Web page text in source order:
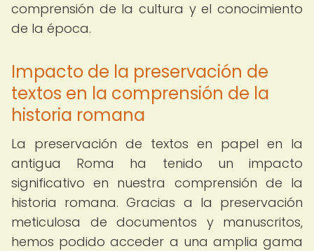
comprensión de la cultura y el conocimiento
de la época.
Impacto de la preservación de
textos en la comprensión de la
historia romana
La preservación de textos en papel en la
antigua Roma ha tenido un impacto
significativo en nuestra comprensión de la
historia romana. Gracias a la preservación
meticulosa de documentos y manuscritos,
hemos podido acceder a una amplia gama